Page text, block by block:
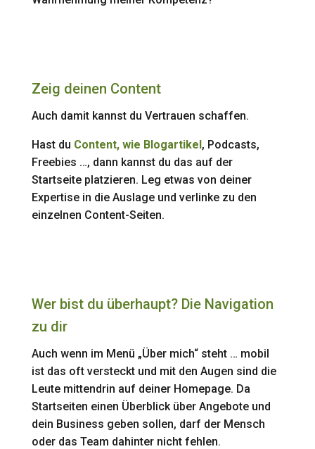
Zeig deinen Content
Auch damit kannst du Vertrauen schaffen.
Hast du Content, wie Blogartikel, Podcasts,
Freebies …, dann kannst du das auf der
Startseite platzieren. Leg etwas von deiner
Expertise in die Auslage und verlinke zu den
einzelnen Content-Seiten.
Wer bist du überhaupt? Die Navigation
zu dir
Auch wenn im Menü „Über mich“ steht … mobil
ist das oft versteckt und mit den Augen sind die
Leute mittendrin auf deiner Homepage. Da
Startseiten einen Überblick über Angebote und
dein Business geben sollen, darf der Mensch
oder das Team dahinter nicht fehlen.